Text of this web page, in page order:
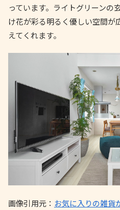
っています。ライトグリーンの
け花が彩る明るく優しい空間が
えてくれます。
画像引用元： お気に入りの雑貨